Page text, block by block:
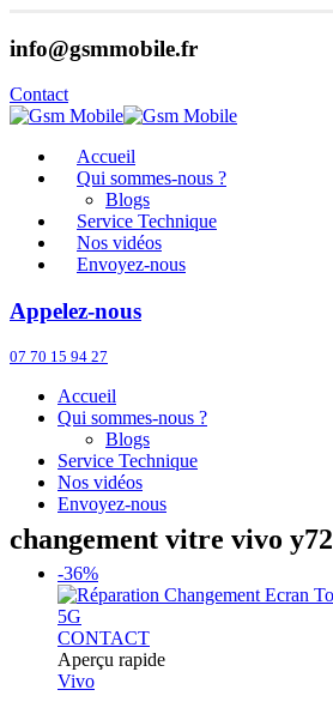
info@gsmmobile.fr
Contact
Accueil
Qui sommes-nous ?
Blogs
Service Technique
Nos vidéos
Envoyez-nous
Appelez-nous
07 70 15 94 27
Accueil
Qui sommes-nous ?
Blogs
Service Technique
Nos vidéos
Envoyez-nous
changement vitre vivo y72
-36%
CONTACT
Aperçu rapide
Vivo